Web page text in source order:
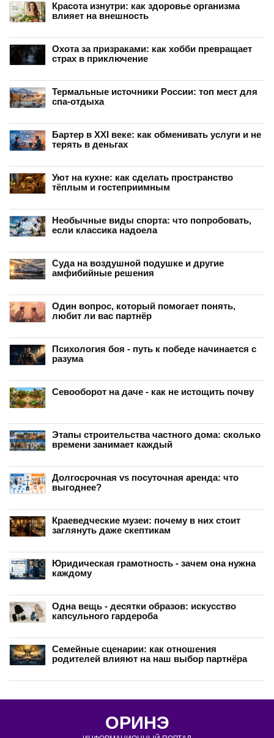
Красота изнутри: как здоровье организма
влияет на внешность
Охота за призраками: как хобби превращает
страх в приключение
Термальные источники России: топ мест для
спа-отдыха
Бартер в XXI веке: как обменивать услуги и не
терять в деньгах
Уют на кухне: как сделать пространство
тёплым и гостеприимным
Необычные виды спорта: что попробовать,
если классика надоела
Суда на воздушной подушке и другие
амфибийные решения
Один вопрос, который помогает понять,
любит ли вас партнёр
Психология боя - путь к победе начинается с
разума
Севооборот на даче - как не истощить почву
Этапы строительства частного дома: сколько
времени занимает каждый
Долгосрочная vs посуточная аренда: что
выгоднее?
Краеведческие музеи: почему в них стоит
заглянуть даже скептикам
Юридическая грамотность - зачем она нужна
каждому
Одна вещь - десятки образов: искусство
капсульного гардероба
Семейные сценарии: как отношения
родителей влияют на наш выбор партнёра
ОРИНЭ